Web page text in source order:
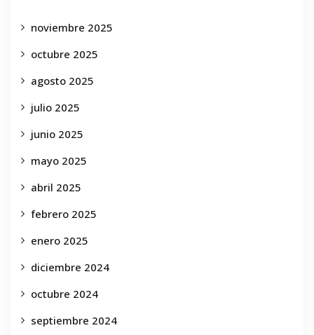
noviembre 2025
octubre 2025
agosto 2025
julio 2025
junio 2025
mayo 2025
abril 2025
febrero 2025
enero 2025
diciembre 2024
octubre 2024
septiembre 2024